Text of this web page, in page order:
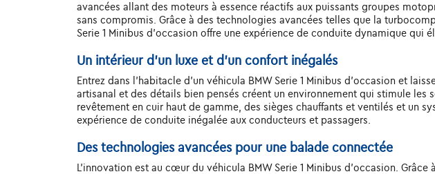
avancées allant des moteurs à essence réactifs aux puissants groupes
sans compromis. Grâce à des technologies avancées telles que la
Serie 1 Minibus d'occasion offre une expérience de conduite dynamique qui
Un intérieur d’un luxe et d’un confort inégalés
Entrez dans l'habitacle d'un véhicula BMW Serie 1 Minibus d'occasion et
artisanal et des détails bien pensés créent un environnement qui stimule
revêtement en cuir haut de gamme, des sièges chauffants et ventilés et un
expérience de conduite inégalée aux conducteurs et passagers.
Des technologies avancées pour une balade connectée
L'innovation est au cœur du véhicula BMW Serie 1 Minibus d'occasion.